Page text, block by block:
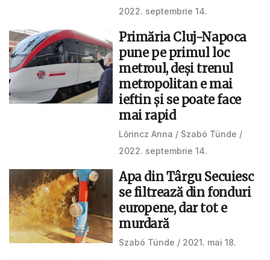
2022. septembrie 14.
Primăria Cluj-Napoca
pune pe primul loc
metroul, deși trenul
metropolitan e mai
ieftin și se poate face
mai rapid
Lőrincz Anna
Szabó Tünde
2022. septembrie 14.
Apa din Târgu Secuiesc
se filtrează din fonduri
europene, dar tot e
murdară
Szabó Tünde 2021. mai 18.